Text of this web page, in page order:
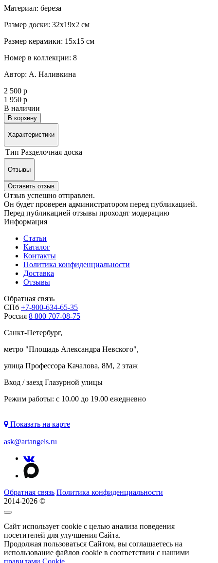
Материал: береза
Размер доски: 32х19х2 см
Размер керамики: 15х15 см
Номер в коллекции: 8
Автор: А. Наливкина
2 500 р
1 950 р
В наличии
В корзину
Характеристики
Тип Разделочная доска
Отзывы
Оставить отзыв
Отзыв успешно отправлен.
Он будет проверен администратором перед публикацией.
Перед публикацией отзывы проходят модерацию
Информация
Статьи
Каталог
Контакты
Политика конфиденциальности
Доставка
Отзывы
Обратная связь
СПб +7-900-634-65-35
Россия 8 800 707-08-75
Санкт-Петербург,
метро "Площадь Александра Невского",
улица Профессора Качалова, 8М, 2 этаж
Вход / заезд Глазурной улицы
Режим работы: с 10.00 до 19.00 ежедневно
Показать на карте
ask@artangels.ru
Обратная связь Политика конфиденциальности
2014-2026 ©
Сайт использует cookie с целью анализа поведения
посетителей для улучшения Сайта.
Продолжая пользоваться Сайтом, вы соглашаетесь на
использование файлов cookie в соответствии с нашими